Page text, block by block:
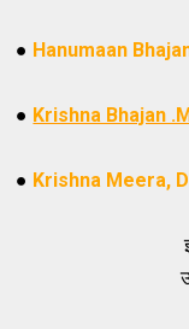
● Hanumaan
● Krishna Bhajan
● Krishna Meera,